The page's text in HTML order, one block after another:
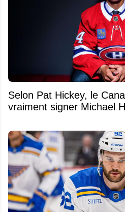
Selon Pat Hickey, le
vraiment signer Michael